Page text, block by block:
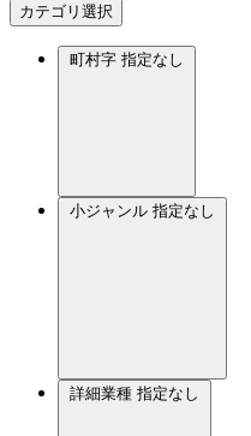
カテゴリ選択
町村字 指定なし
小ジャンル 指定なし
詳細業種 指定なし